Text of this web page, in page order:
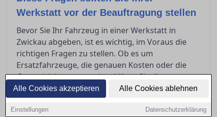
Alle Cookies akzeptieren Alle Cookies ablehnen
Einstellungen Datenschutzerklärung
Werkstatt vor der Beauftragung stellen
Bevor Sie Ihr Fahrzeug in einer Werkstatt in
Zwickau abgeben, ist es wichtig, im Voraus die
richtigen Fragen zu stellen. Ob es um
Ersatzfahrzeuge, die genauen Kosten oder die
Garantieleistungen geht – klären Sie diese
Punkte, um unangenehme Überraschungen zu
vermeiden. In diesem Ratgeber erfahren Sie,
worauf Sie vor, während und nach einer